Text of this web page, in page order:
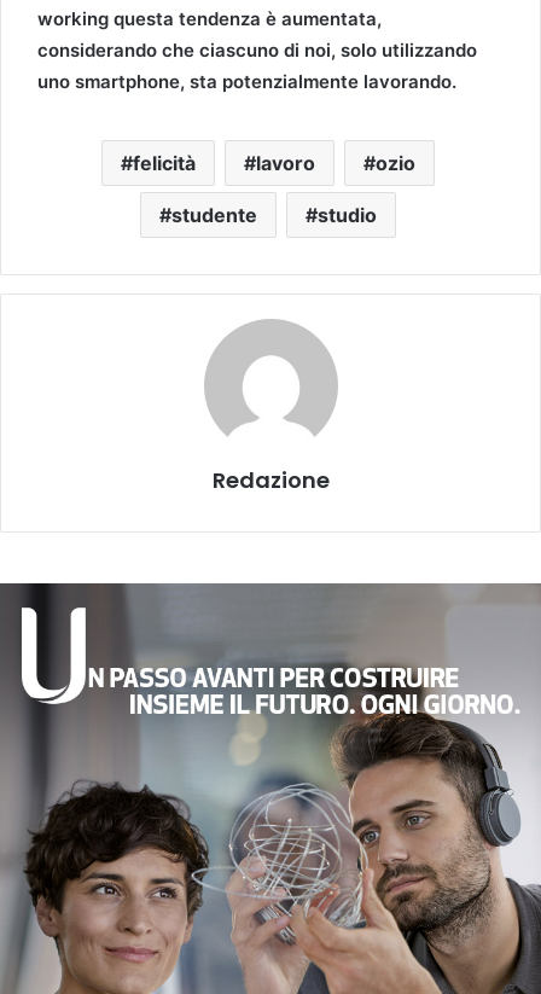
working questa tendenza è aumentata,
considerando che ciascuno di noi, solo utilizzando
uno smartphone, sta potenzialmente lavorando.
felicità lavoro ozio
studente studio
Redazione